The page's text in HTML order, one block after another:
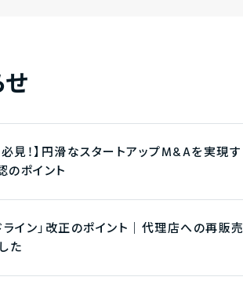
見！】円滑なスタートアップM&Aを実現す
ポイント
イン」改正のポイント｜代理店への再販売
た